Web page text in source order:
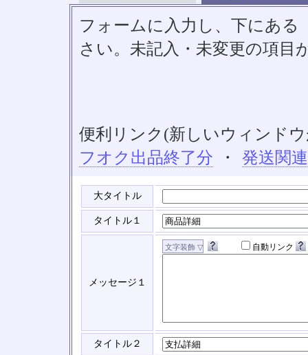
フォームに入力し、下にあ
さい。未記入・未変更の項目
便利リンク(新しいウィンド
フオク出品終了分
・ 発送関
大タイトル
タイトル１
メッセージ１
自動リンク
タイトル２